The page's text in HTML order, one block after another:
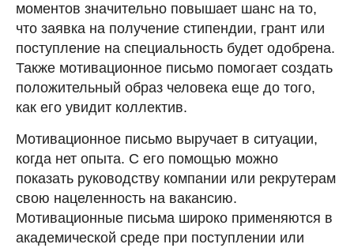
моментов значительно повышает шанс на то,
что заявка на получение стипендии, грант или
поступление на специальность будет одобрена.
Также мотивационное письмо помогает создать
положительный образ человека еще до того,
как его увидит коллектив.
Мотивационное письмо выручает в ситуации,
когда нет опыта. С его помощью можно
показать руководству компании или рекрутерам
свою нацеленность на вакансию.
Мотивационные письма широко применяются в
академической среде при поступлении или